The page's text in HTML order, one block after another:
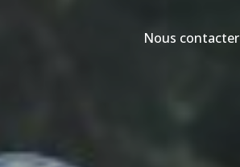
Nous contacter